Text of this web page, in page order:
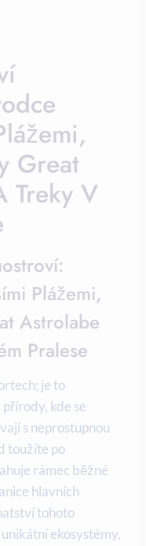
Great
Treky V
Plážemi,
Astrolabe
Pralese
je to
kde se
s neprostupnou
toužíte po
rámec běžné
hlavních
tohoto
ekosystémy,